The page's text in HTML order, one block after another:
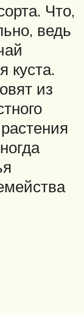
Что,
ведь
куста.
из